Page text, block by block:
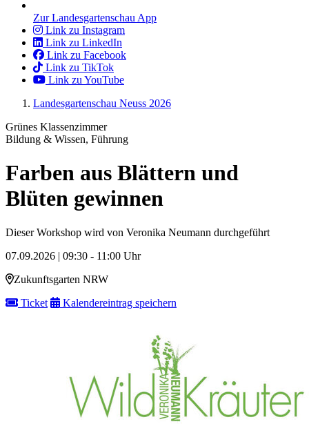
Zur Landesgartenschau App
Link zu Instagram
Link zu LinkedIn
Link zu Facebook
Link zu TikTok
Link zu YouTube
Landesgartenschau Neuss 2026
Grünes Klassenzimmer
Bildung & Wissen, Führung
Farben aus Blättern und
Blüten gewinnen
Dieser Workshop wird von Veronika Neumann durchgeführt
07.09.2026 | 09:30 - 11:00 Uhr
Zukunftsgarten NRW
Ticket
Kalendereintrag speichern